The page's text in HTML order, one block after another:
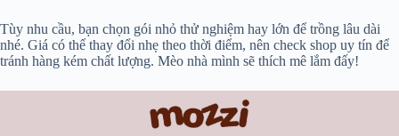
Tùy nhu cầu, bạn chọn gói nhỏ thử nghiệm hay lớn để trồng lâu dài
nhé. Giá có thể thay đổi nhẹ theo thời điểm, nên check shop uy tín để
tránh hàng kém chất lượng. Mèo nhà mình sẽ thích mê lắm đấy!